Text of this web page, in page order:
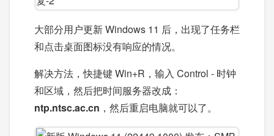
大部分用户更新 Windows 11 后，出现了任务栏
和点击桌面图标没有响应的情况。
解决方法，快捷键 Win+R，输入 Control - 时钟
和区域，然后把时间服务器改成：
ntp.ntsc.ac.cn ，然后重启电脑就可以了。